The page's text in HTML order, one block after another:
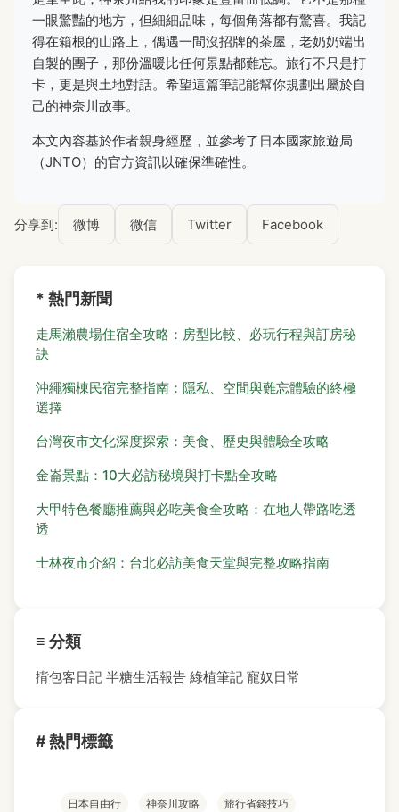
一眼驚豔的地方，但細細品味，每個角落都有驚喜。我記
得在箱根的山路上，偶遇一間沒招牌的茶屋，老奶奶端出
自製的團子，那份溫暖比任何景點都難忘。旅行不只是打
卡，更是與土地對話。希望這篇筆記能幫你規劃出屬於自
己的神奈川故事。
本文內容基於作者親身經歷，並參考了日本國家旅遊局
（JNTO）的官方資訊以確保準確性。
分享到: 微博 微信 Twitter Facebook
* 熱門新聞
走馬瀨農場住宿全攻略：房型比較、必玩行程與訂房秘
訣
沖繩獨棟民宿完整指南：隱私、空間與難忘體驗的終極
選擇
台灣夜市文化深度探索：美食、歷史與體驗全攻略
金崙景點：10大必訪秘境與打卡點全攻略
大甲特色餐廳推薦與必吃美食全攻略：在地人帶路吃透
透
士林夜市介紹：台北必訪美食天堂與完整攻略指南
≡ 分類
揹包客日記 半糖生活報告 綠植筆記 寵奴日常
# 熱門標籤
日本自由行 神奈川攻略 旅行省錢技巧